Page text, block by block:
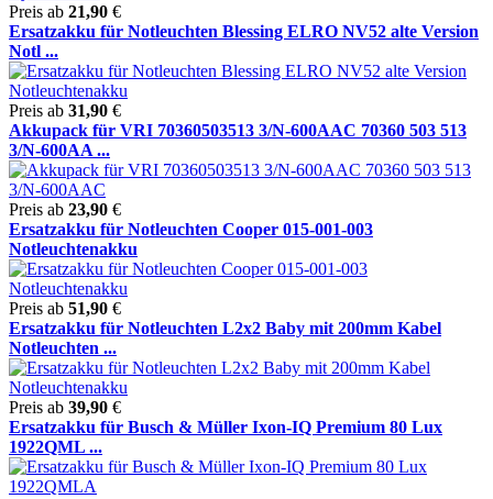
Preis ab 21,90 €
Ersatzakku für Notleuchten Blessing ELRO NV52 alte Version
Notl ...
Preis ab 31,90 €
Akkupack für VRI 70360503513 3/N-600AAC 70360 503 513
3/N-600AA ...
Preis ab 23,90 €
Ersatzakku für Notleuchten Cooper 015-001-003
Notleuchtenakku
Preis ab 51,90 €
Ersatzakku für Notleuchten L2x2 Baby mit 200mm Kabel
Notleuchten ...
Preis ab 39,90 €
Ersatzakku für Busch & Müller Ixon-IQ Premium 80 Lux
1922QML ...